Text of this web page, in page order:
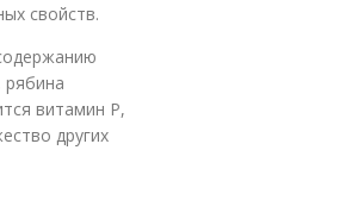
свойств.
витамин Р,
других